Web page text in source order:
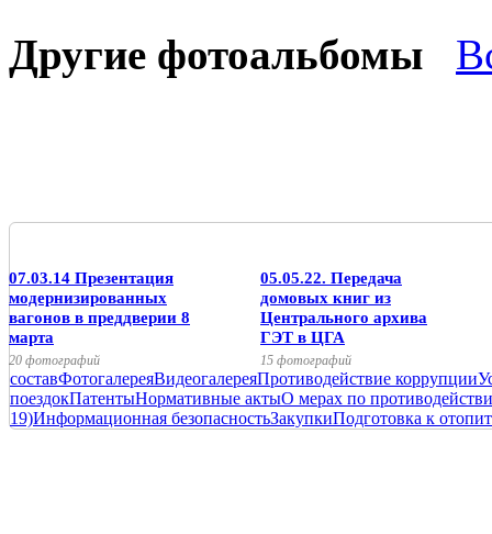
Другие фотоальбомы
07.03.14 Презентация
модернизированных
вагонов в преддверии 8
марта
20 фотографий
05.05.22. Передача
домовых книг из
Центрального архива
ГЭТ в ЦГА
15 фотографий
составФотогалереяВидеогалереяПротиводействие коррупции
поездокПатентыНормативные актыО мерах по
19)Информационная безопасностьЗакупкиПодготовка к